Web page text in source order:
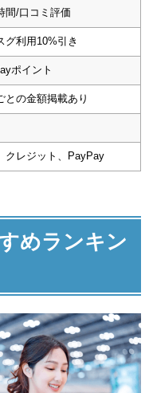
間/口コミ評価
グ利用10%引き
ポイント
との金額掲載あり
クレジット、PayPay
めランキン